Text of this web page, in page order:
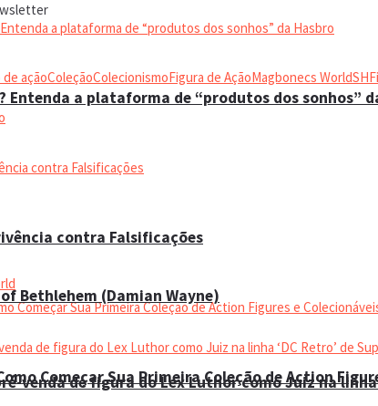
Entenda a plataforma de “produtos dos sonhos”
contra Falsificações
Começar Sua Primeira Coleção de Action
açãoColeçãoColecionismoFigura de AçãoMagbonecs World
Bethlehem (Damian Wayne)
venda de figura do Lex Luthor como Juiz na linha